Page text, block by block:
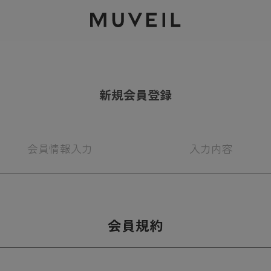
2026 AUTUMN WINTER COLLECTION
新規会員登録
会員情報入力 入力 内容
会員規約